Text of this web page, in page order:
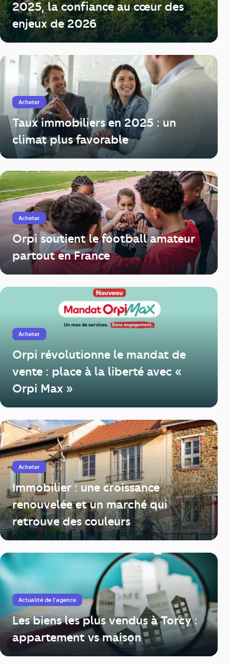
2025, la confiance au cœur des
enjeux de 2026
Acheter
Taux immobiliers en 2025 : un
climat plus favorable
Acheter
Orpi soutient le football amateur
partout en France
Acheter
Orpi révolutionne le mandat de
vente : place à la liberté avec «
Orpi Max »
Acheter
Immobilier : une croissance
renouvelée et un marché qui
retrouve des couleurs
Actualité de l'agence
Les biens les plus vendus à Torcy :
appartement vs maison